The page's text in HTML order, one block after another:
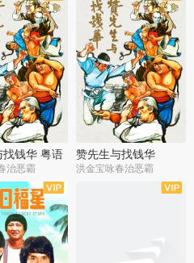
找钱华 粤语
治恶霸
赞先生与找钱华
洪金宝咏春治恶霸